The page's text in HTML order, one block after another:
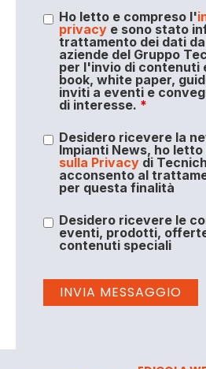
Ho letto e compreso l'
privacye sono stato
trattamento dei dati
aziende del Gruppo
per l'invio di contenuti
book, white paper,
inviti a eventi e
di interesse. *
Desidero ricevere la
Impianti News, ho letto
sulla Privacydi
acconsento al
per questa finalità
Desidero ricevere le
eventi, prodotti,
contenuti speciali